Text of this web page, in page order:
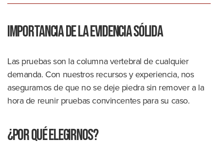
Importancia de la evidencia sólida
Las pruebas son la columna vertebral de cualquier
demanda. Con nuestros recursos y experiencia, nos
aseguramos de que no se deje piedra sin remover a la
hora de reunir pruebas convincentes para su caso.
¿Por qué elegirnos?